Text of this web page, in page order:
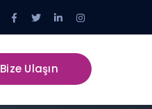
Facebook
Profile
Twitter
Profile
LinkedIn
Profile
Instagram
Profile
Bize Ulaşın